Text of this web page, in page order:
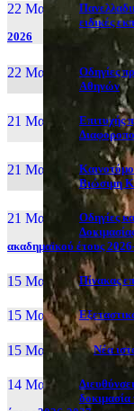
22 Μαι, 26
ειδικές
2026
22 Μαι, 26
Οδηγίες
Αθηνών
21 Μαι, 26
Επιτυχής
21 Μαι, 26
Βιώσιμη
21 Μαι, 26
Οδηγίες
ακαδημαϊκού έτους
15 Μαι, 26 Πίνακας
15 Μαι, 26
15 Μαι, 2026 Νέα
14 Μαι, 26